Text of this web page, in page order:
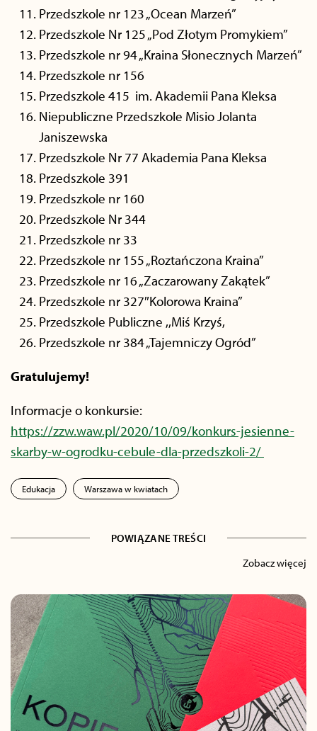
Przedszkole nr 123 „Ocean Marzeń”
Przedszkole Nr 125 „Pod Złotym Promykiem”
Przedszkole nr 94 „Kraina Słonecznych Marzeń”
Przedszkole nr 156
Przedszkole 415 im. Akademii Pana Kleksa
Niepubliczne Przedszkole Misio Jolanta
Janiszewska
Przedszkole Nr 77 Akademia Pana Kleksa
Przedszkole 391
Przedszkole nr 160
Przedszkole Nr 344
Przedszkole nr 33
Przedszkole nr 155 „Roztańczona Kraina”
Przedszkole nr 16 „Zaczarowany Zakątek”
Przedszkole nr 327″Kolorowa Kraina”
Przedszkole Publiczne ,,Miś Krzyś,
Przedszkole nr 384 „Tajemniczy Ogród”
Gratulujemy!
Informacje o konkursie:
https://zzw.waw.pl/2020/10/09/konkurs-jesienne-
skarby-w-ogrodku-cebule-dla-przedszkoli-2/
Edukacja Warszawa w kwiatach
POWIĄZANE TREŚCI
Zobacz więcej